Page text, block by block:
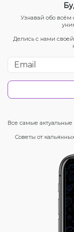
Узнавай обо
Делись с нами
Все самые
Советы от